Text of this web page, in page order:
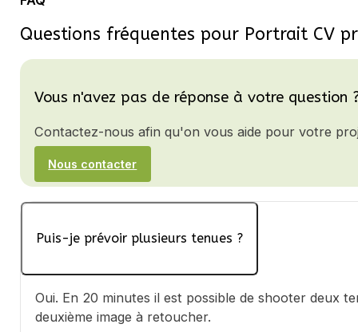
Questions fréquentes pour Portrait CV
Vous n'avez pas de réponse à votre question
Contactez-nous afin qu'on vous aide pour votre
Nous contacter
Puis-je prévoir plusieurs tenues ?
Oui. En 20 minutes il est possible de shooter deux
deuxième image à retoucher.